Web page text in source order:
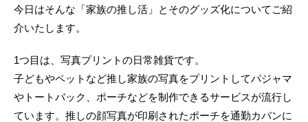
今日はそんな「家族の推し活」とそのグッズ化についてご紹
介いたします。
1つ目は、写真プリントの日常雑貨です。
子どもやペットなど推し家族の写真をプリントしてパジャマ
やトートバック、ポーチなどを制作できるサービスが流行し
ています。推しの顔写真が印刷されたポーチを通勤カバンに